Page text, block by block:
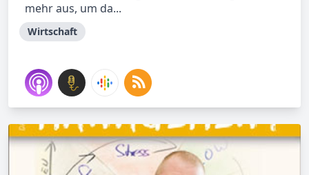
mehr aus, um da...
Wirtschaft